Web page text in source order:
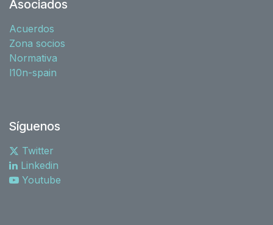
Asociados
Acuerdos
Zona socios
Normativa
l10n-spain
Síguenos
Twitter
Linkedin
Youtube